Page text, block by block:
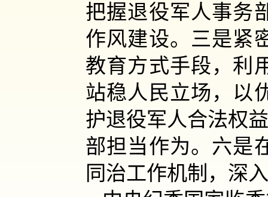
把握退役军人事务
作风建设。三是紧
教育方式手段，利
站稳人民立场，以
护退役军人合法权
部担当作为。六是
同治工作机制，深